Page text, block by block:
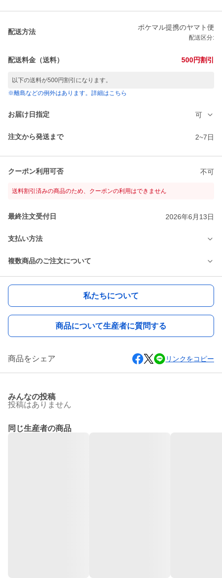
配送方法
ポケマル提携のヤマト便
配送区分:
配送料金（送料） 500円割引
以下の送料が500円割引になります。
※離島などの例外はあります。詳細はこちら
お届け日指定 可
注文から発送まで 2~7日
クーポン利用可否 不可
送料割引済みの商品のため、クーポンの利用はできません
最終注文受付日 2026年6月13日
支払い方法
複数商品のご注文について
私たちについて
商品について生産者に質問する
商品をシェア リンクをコピー
みんなの投稿
投稿はありません
同じ生産者の商品